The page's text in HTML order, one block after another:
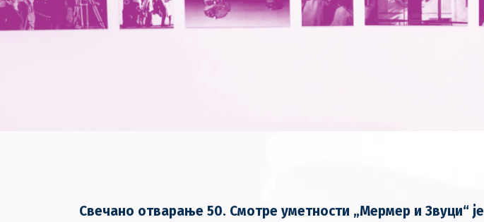
Свечано отварање 50. Смотре уметности „Мермер и Звуци“ је